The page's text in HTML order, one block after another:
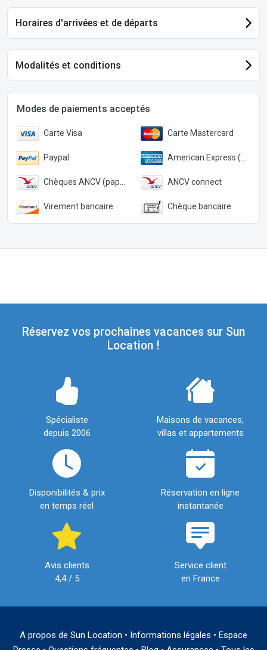
Horaires d'arrivées et de départs
Modalités et conditions
Modes de paiements acceptés
Carte Visa Carte Mastercard
Paypal American Express (Paypal)
Chèques ANCV (papier) ANCV connect
Virement bancaire Chèque bancaire
Réservez vos prochaines vacances sur Sun
Location !
Spécialiste
depuis 2006
Maisons de vacances,
villas et appartements
Disponibilités & prix
en temps réel
Réservation en ligne
instantanée
Avis clients
4,4 / 5
Service client
en France
A propos de Sun Location • Informations légales • Espace